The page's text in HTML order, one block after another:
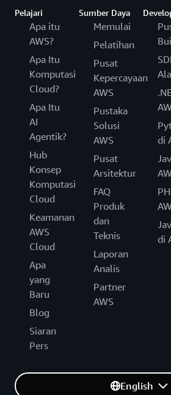
Pelajari
Apa itu
AWS?
Apa Itu
Komputasi
Cloud?
Apa Itu
AI
Agentik?
Hub
Konsep
Komputasi
Cloud
Keamanan
AWS
Cloud
Apa
yang
Baru
Blog
Siaran
Pers
Sumber Daya
Memulai
Pelatihan
Pusat
Kepercayaan
AWS
Pustaka
Solusi
AWS
Pusat
Arsitektur
FAQ
Produk
dan
Teknis
Laporan
Analis
Partner
AWS
di
di
English